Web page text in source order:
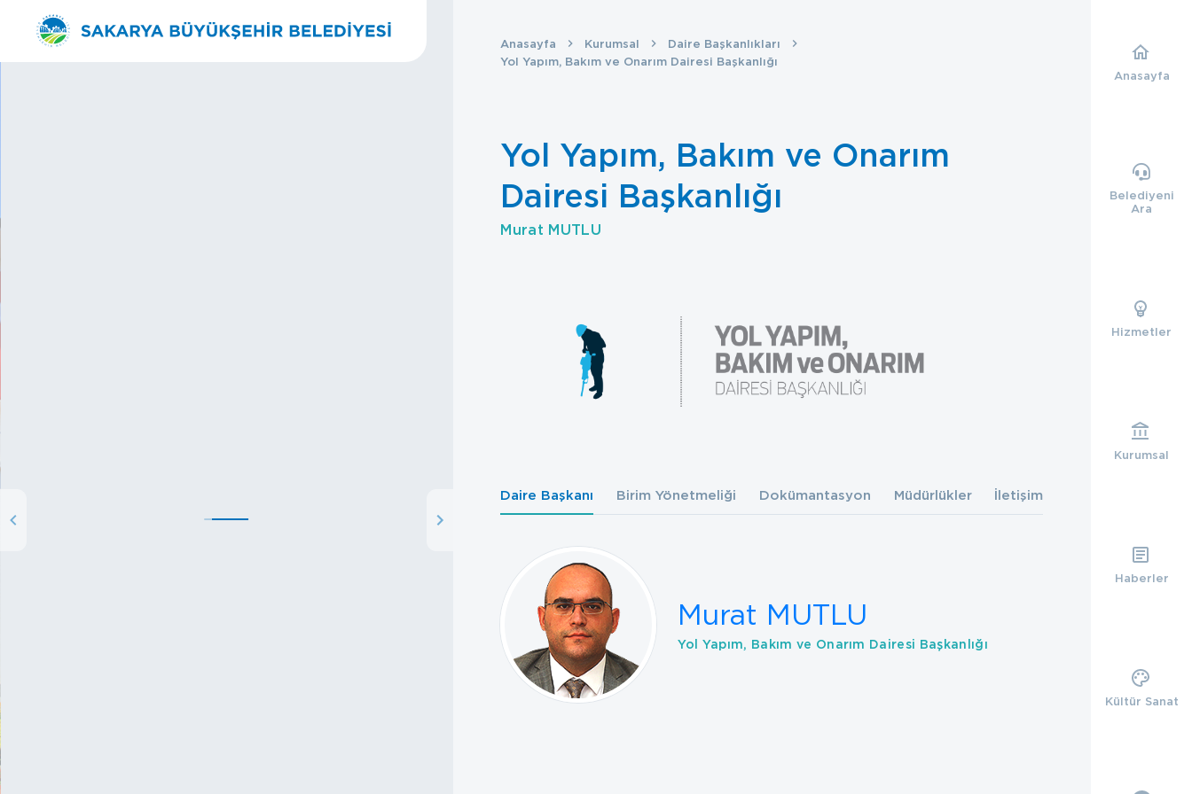
Anasayfa Kurumsal
Daire Başkanlıkları
Yol Yapım, Bakım ve Onarım Dairesi Başkanlığı
Yol Yapım, Bakım ve Onarım
Dairesi Başkanlığı
Murat MUTLU
Daire Başkanı Birim Yönetmeliği Dokümantasyon Müdürlükler İletişim
Murat MUTLU
Yol Yapım, Bakım ve Onarım Dairesi Başkanlığı
Anasayfa
Belediyeni
Ara
Hizmetler
Kurumsal
Haberler
Kültür Sanat